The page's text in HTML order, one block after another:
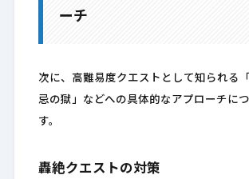
ーチ
次に、高難易度クエストとして知られる
忌の獄」などへの具体的なアプローチに
す。
轟絶クエストの対策